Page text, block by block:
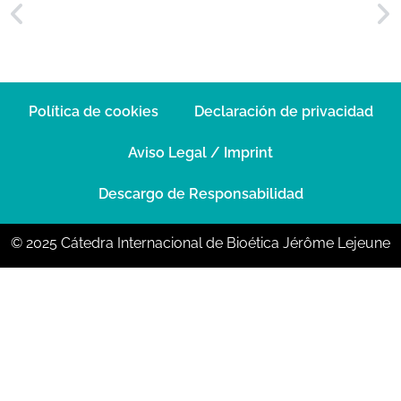
Política de cookies Declaración de privacidad
Aviso Legal / Imprint
Descargo de Responsabilidad
© 2025 Cátedra Internacional de Bioética Jérôme Lejeune